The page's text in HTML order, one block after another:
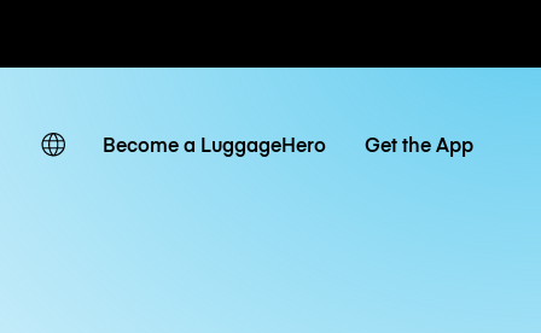
/ diárias
Become a LuggageHero Get the App